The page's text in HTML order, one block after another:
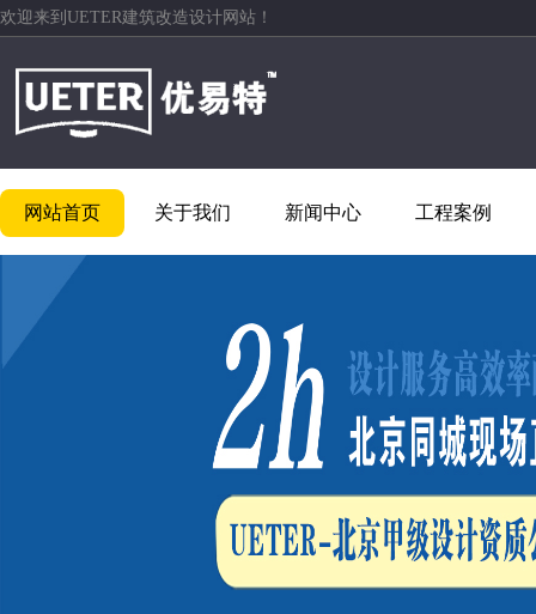
欢迎来到UETER建筑改造设计网站！
网站首页 关于我们 新闻中心 工程案例